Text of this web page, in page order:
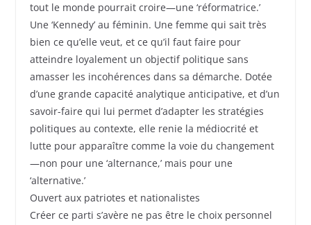
tout le monde pourrait croire—une ‘réformatrice.’
Une ‘Kennedy’ au féminin. Une femme qui sait très
bien ce qu’elle veut, et ce qu’il faut faire pour
atteindre loyalement un objectif politique sans
amasser les incohérences dans sa démarche. Dotée
d’une grande capacité analytique anticipative, et d’un
savoir-faire qui lui permet d’adapter les stratégies
politiques au contexte, elle renie la médiocrité et
lutte pour apparaître comme la voie du changement
—non pour une ‘alternance,’ mais pour une
‘alternative.’
Ouvert aux patriotes et nationalistes
Créer ce parti s’avère ne pas être le choix personnel